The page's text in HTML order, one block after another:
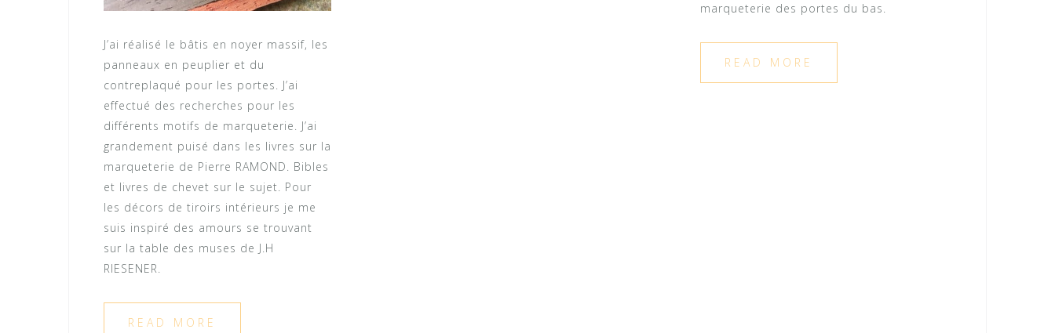
marqueterie des portes du bas.
READ MORE
J’ai réalisé le bâtis en noyer massif, les
panneaux en peuplier et du
contreplaqué pour les portes. J’ai
effectué des recherches pour les
différents motifs de marqueterie. J’ai
grandement puisé dans les livres sur la
marqueterie de Pierre RAMOND. Bibles
et livres de chevet sur le sujet. Pour
les décors de tiroirs intérieurs je me
suis inspiré des amours se trouvant
sur la table des muses de J.H
RIESENER.
READ MORE